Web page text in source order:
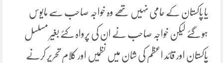
یا پاکستان کے حامی نہیں تھے وہ خواجہ صاحب سے مایوس
ہو گئے لیکن خواجہ صاحب نے ان کی پرواہ کئے بغیر مسلسل
پاکستان اور قائد اعظم کی شان میں نظمیں اور کلام تحریر کرنے